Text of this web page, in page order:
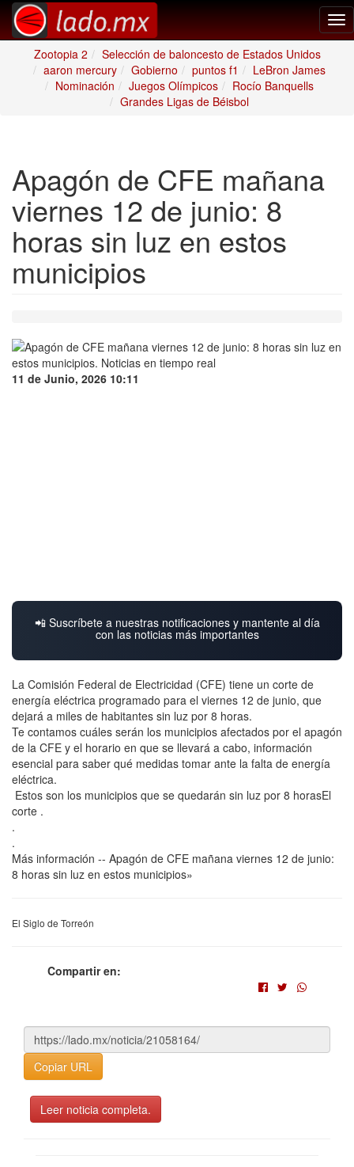
Zootopia 2
Selección de baloncesto de Estados Unidos
aaron mercury
Gobierno puntos f1
LeBron James
Nominación
Juegos Olímpicos
Rocío Banquells
Grandes Ligas de Béisbol
Apagón de CFE mañana
viernes 12 de junio: 8
horas sin luz en estos
municipios
11 de Junio, 2026 10:11
📲 Suscríbete a nuestras notificaciones y mantente al día
con las noticias más importantes
La Comisión Federal de Electricidad (CFE) tiene un corte de
energía eléctrica programado para el viernes 12 de junio, que
dejará a miles de habitantes sin luz por 8 horas.
Te contamos cuáles serán los municipios afectados por el apagón
de la CFE y el horario en que se llevará a cabo, información
esencial para saber qué medidas tomar ante la falta de energía
eléctrica.
Estos son los municipios que se quedarán sin luz por 8 horasEl
corte .
.
.
Más información -- Apagón de CFE mañana viernes 12 de junio:
8 horas sin luz en estos municipios»
El Siglo de Torreón
Compartir en:
Copiar URL
Leer noticia completa.